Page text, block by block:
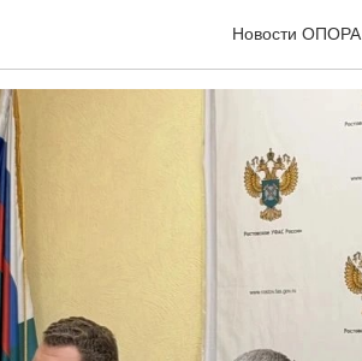
Новости ОПОРА